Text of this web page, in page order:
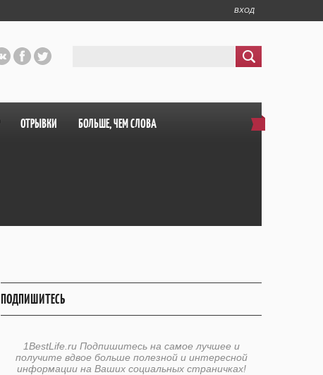
ВХОД
ОТРЫВКИ БОЛЬШЕ, ЧЕМ СЛОВА
ПОДПИШИТЕСЬ
1BestLife.ru Подпишитесь на самое лучшее и
получите вдвое больше полезной и интересной
информации на Ваших социальных страничках!